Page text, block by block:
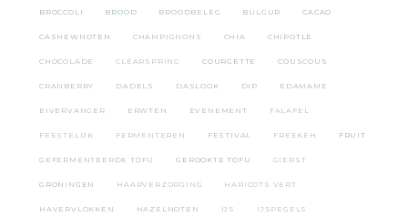
BROCCOLI BROOD BROODBELEG BULGUR CACAO
CASHEWNOTEN CHAMPIGNONS CHIA CHIPOTLE
CHOCOLADE CLEARSPRING COURGETTE COUSCOUS
CRANBERRY DADELS DASLOOK DIP EDAMAME
EIVERVANGER ERWTEN EVENEMENT FALAFEL
FEESTELIJK FERMENTEREN FESTIVAL FREEKEH FRUIT
GEFERMENTEERDE TOFU GEROOKTE TOFU GIERST
GRONINGEN HAARVERZORGING HARICOTS VERT
HAVERVLOKKEN HAZELNOTEN IJS IJSPEGELS